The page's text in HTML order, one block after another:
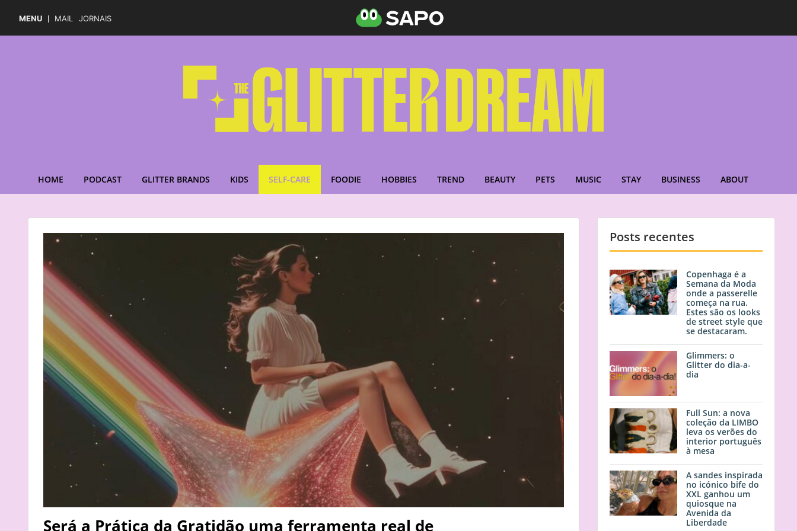
MENU MAIL JORNAIS
HOME PODCAST GLITTER BRANDS KIDS SELF-CARE FOODIE HOBBIES TREND BEAUTY PETS MUSIC STAY BUSINESS ABOUT
Será a Prática da Gratidão uma ferramenta real de
Posts recentes
Copenhaga é a
Semana da Moda
onde a passerelle
começa na rua.
Estes são os looks
de street style que
se destacaram.
Glimmers: o
Glitter do dia-a-
dia
Full Sun: a nova
coleção da LIMBO
leva os verões do
interior português
à mesa
A sandes inspirada
no icónico bife do
XXL ganhou um
quiosque na
Avenida da
Liberdade